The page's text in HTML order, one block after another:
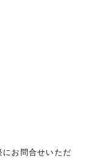
お問合せいただ